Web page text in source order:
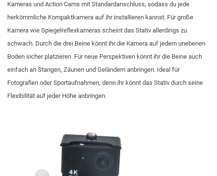
Kameras und Action Cams mit Standardanschluss, sodass du jede
herkömmliche Kompaktkamera auf ihr installieren kannst. Für große
Kamera wie Spiegelreflexkameras scheint das Stativ allerdings zu
schwach. Durch die drei Beine könnt ihr die Kamera auf jedem unebenen
Boden sicher platzieren. Für neue Perspektiven könnt ihr die Beine auch
einfach an Stangen, Zäunen und Geländern anbringen. Ideal für
Fotografien oder Sportaufnahmen, denn ihr könnt das Stativ durch seine
Flexibilität auf jeder Höhe anbringen.